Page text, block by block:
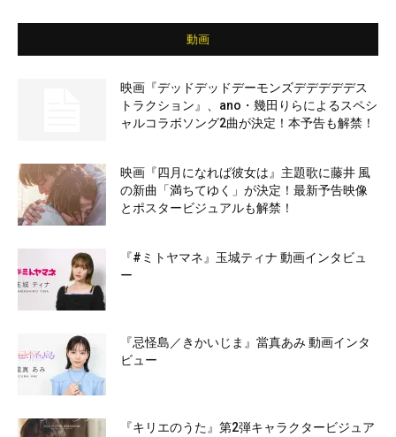
動画
映画『デッドデッドデーモンズデデデデデス
トラクション』、ano・幾田りらによるスペシ
ャルコラボソング2曲が決定！本予告も解禁！
映画『四月になれば彼女は』主題歌に藤井 風
の新曲「満ちてゆく」が決定！最新予告映像
とポスタービジュアルも解禁！
『#ミトヤマネ』玉城ティナ 動画インタビュ
ー
『忌怪島／きかいじま』當真あみ 動画インタ
ビュー
『キリエのうた』第2弾キャラクタービジュア